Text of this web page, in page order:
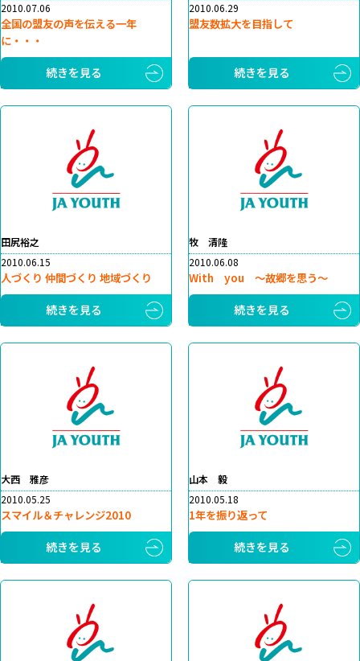
2010.07.06
全国の盟友の声を伝える一年
に・・・
続きを見る
2010.06.29
盟友数拡大を目指して
続きを見る
田尻裕之
2010.06.15
人づくり 仲間づくり 地域づくり
続きを見る
牧 清隆
2010.06.08
With you ～故郷を思う～
続きを見る
大西 雅彦
2010.05.25
スマイル＆チャレンジ2010
続きを見る
山本 毅
2010.05.18
1年を振り返って
続きを見る